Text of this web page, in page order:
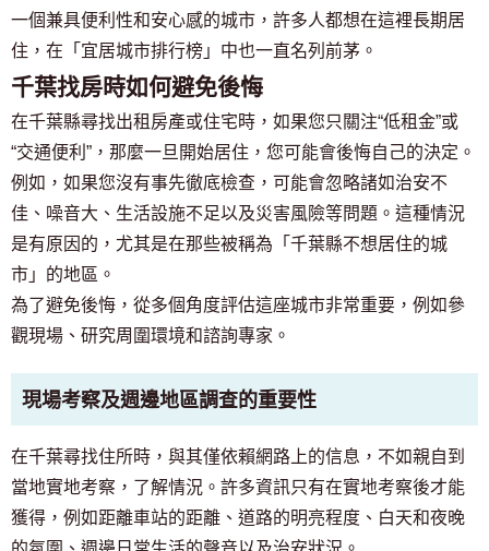
一個兼具便利性和安心感的城市，許多人都想在這裡長期居
住，在「宜居城市排行榜」中也一直名列前茅。
千葉找房時如何避免後悔
在千葉縣尋找出租房產或住宅時，如果您只關注“低租金”或
“交通便利”，那麼一旦開始居住，您可能會後悔自己的決定。
例如，如果您沒有事先徹底檢查，可能會忽略諸如治安不
佳、噪音大、生活設施不足以及災害風險等問題。這種情況
是有原因的，尤其是在那些被稱為「千葉縣不想居住的城
市」的地區。
為了避免後悔，從多個角度評估這座城市非常重要，例如參
觀現場、研究周圍環境和諮詢專家。
現場考察及週邊地區調查的重要性
在千葉尋找住所時，與其僅依賴網路上的信息，不如親自到
當地實地考察，了解情況。許多資訊只有在實地考察後才能
獲得，例如距離車站的距離、道路的明亮程度、白天和夜晚